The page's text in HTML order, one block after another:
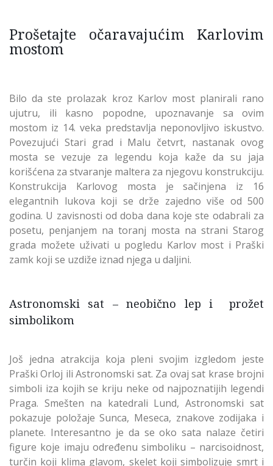
Prošetajte očaravajućim Karlovim
mostom
Bilo da ste prolazak kroz Karlov most planirali rano
ujutru, ili kasno popodne, upoznavanje sa ovim
mostom iz 14. veka predstavlja neponovljivo iskustvo.
Povezujući Stari grad i Malu četvrt, nastanak ovog
mosta se vezuje za legendu koja kaže da su jaja
korišćena za stvaranje maltera za njegovu konstrukciju.
Konstrukcija Karlovog mosta je sačinjena iz 16
elegantnih lukova koji se drže zajedno više od 500
godina. U zavisnosti od doba dana koje ste odabrali za
posetu, penjanjem na toranj mosta na strani Starog
grada možete uživati u pogledu Karlov most i Praški
zamk koji se uzdiže iznad njega u daljini.
Astronomski sat – neobično lep i prožet
simbolikom
Još jedna atrakcija koja pleni svojim izgledom jeste
Praški Orloj ili Astronomski sat. Za ovaj sat krase brojni
simboli iza kojih se kriju neke od najpoznatijih legendi
Praga. Smešten na katedrali Lund, Astronomski sat
pokazuje položaje Sunca, Meseca, znakove zodijaka i
planete. Interesantno je da se oko sata nalaze četiri
figure koje imaju određenu simboliku – narcisoidnost,
turčin koji klima glavom, skelet koji simbolizuje smrt i